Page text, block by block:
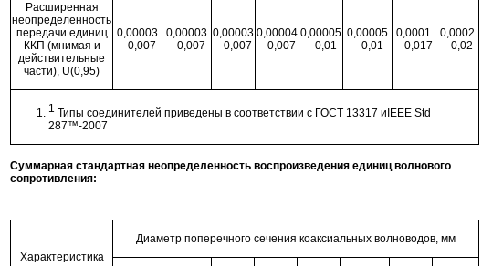
Расширенная
неопределенность
передачи единиц
ККП (мнимая и
действительные
части), U(0,95)
0,00003
– 0,007
0,00003
– 0,007
0,00003
– 0,007
0,00004
– 0,007
0,00005
– 0,01
0,00005
– 0,01
0,0001
– 0,017
0,0002
– 0,02
1 Типы соединителей приведены в соответствии с ГОСТ 13317 иIEEE Std
287™-2007
Суммарная стандартная неопределенность воспроизведения единиц волнового
сопротивления:
Характеристика
Диаметр поперечного сечения коаксиальных волноводов, мм